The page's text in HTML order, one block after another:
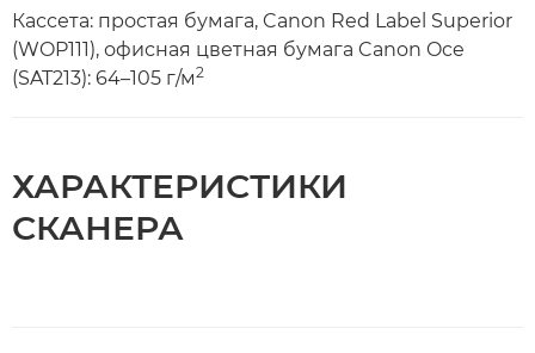
Кассета: простая бумага, Canon Red Label Superior
(WOP111), офисная цветная бумага Canon Oce
(SAT213): 64–105 г/м2
ХАРАКТЕРИСТИКИ
СКАНЕРА